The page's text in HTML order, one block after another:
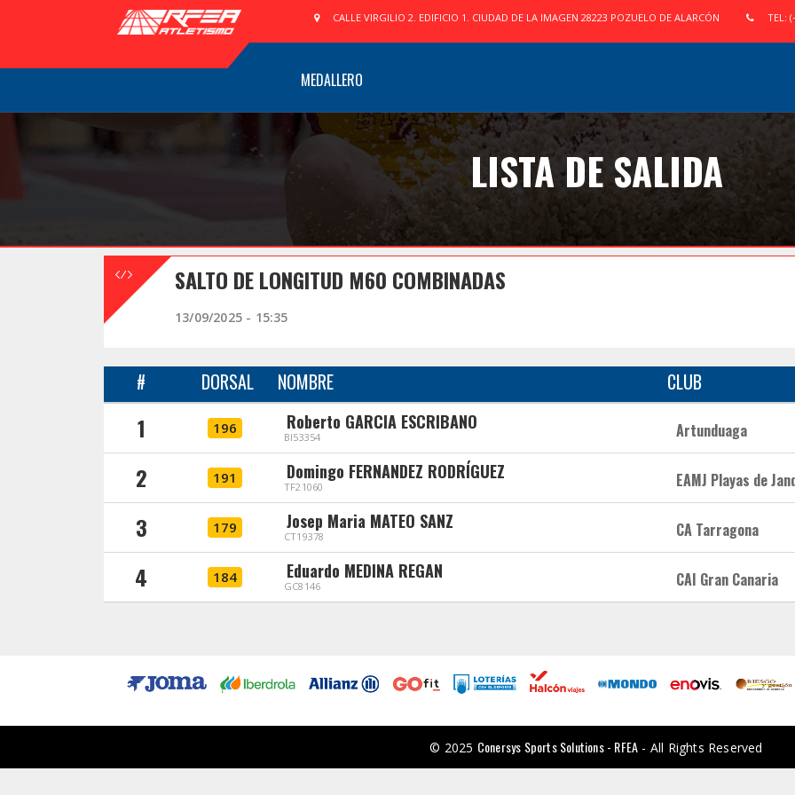
CALLE VIRGILIO 2. EDIFICIO 1. CIUDAD DE LA IMAGEN 28223 POZUELO DE ALARCÓN TEL:
MEDALLERO
LISTA DE SALIDA
SALTO DE LONGITUD M60 COMBINADAS
13/09/2025 - 15:35
# DORSAL NOMBRE CLUB
1 196 Roberto GARCIA ESCRIBANO
BI53354 Artunduaga
2 191 Domingo FERNANDEZ RODRÍGUEZ
TF21060 EAMJ Playas de
3 179 Josep Maria MATEO SANZ
CT19378 CA Tarragona
4 184 Eduardo MEDINA REGAN
GC8146 CAI Gran Canaria
© 2025 Conersys Sports Solutions - RFEA - All Rights Reserved